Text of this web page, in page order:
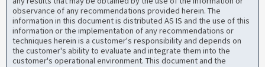
observance of any recommendations provided herein. The
information in this document is distributed AS IS and the use of this
information or the implementation of any recommendations or
techniques herein is a customer's responsibility and depends on
the customer's ability to evaluate and integrate them into the
customer's operational environment. This document and the